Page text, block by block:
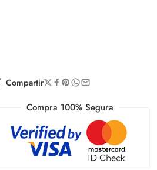
Compartir
Compra 100% Segura